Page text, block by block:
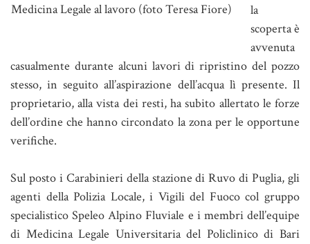
Medicina Legale al lavoro (foto Teresa Fiore)
la
scoperta è
avvenuta
casualmente durante alcuni lavori di ripristino del pozzo
stesso, in seguito all’aspirazione dell’acqua lì presente. Il
proprietario, alla vista dei resti, ha subito allertato le forze
dell’ordine che hanno circondato la zona per le opportune
verifiche.
Sul posto i Carabinieri della stazione di Ruvo di Puglia, gli
agenti della Polizia Locale, i Vigili del Fuoco col gruppo
specialistico Speleo Alpino Fluviale e i membri dell’equipe
di Medicina Legale Universitaria del Policlinico di Bari